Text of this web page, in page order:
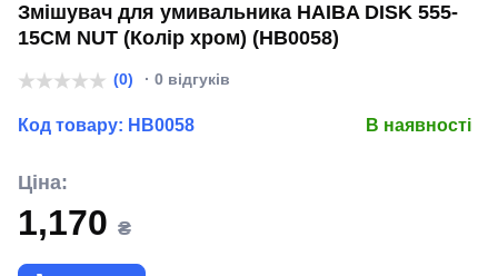
Змішувач для умивальника HAIBA DISK 555-
15CM NUT (Колір хром) (HB0058)
(0) · 0 відгуків
Код товару: HB0058 В наявності
Ціна:
1,170 ₴